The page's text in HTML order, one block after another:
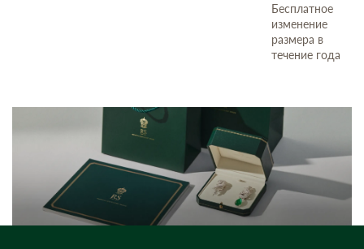
Бесплатное
изменение
размера в
течение года